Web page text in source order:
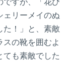
ェリーメイのぬ
た！」と、素敵
の靴を囲むよ
ても素敵でした